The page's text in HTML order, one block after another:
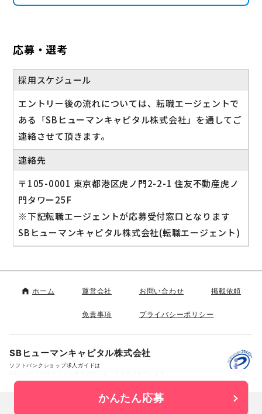
応募・選考
採用スケジュール
エントリー後の流れについては、転職エージェントで
ある「SBヒューマンキャピタル株式会社」を通してご
連絡させて頂きます。
連絡先
〒105-0001 東京都港区虎ノ門2-2-1 住友不動産虎ノ
門タワー25F
※下記転職エージェントが応募受付窓口となります
SBヒューマンキャピタル株式会社(転職エージェント)
かんたん応募
ホーム 運営会社 お問い合わせ 掲載依頼
免責事項 プライバシーポリシー
SBヒューマンキャピタル株式会社
ソフトバンクショップ求人ガイドは